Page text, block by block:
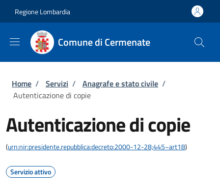
Regione Lombardia
Comune di Cermenate
Briciole di pane
Home / Servizi / Anagrafe e stato civile /
Autenticazione di copie
Autenticazione di copie
(urn:nir:presidente.repubblica:decreto:2000-12-28;445~art18)
Servizio attivo